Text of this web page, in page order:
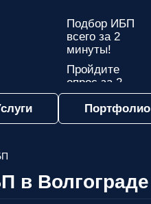
Портфолио
в Волгограде
Подбор ИБП
всего за 2
минуты!
Пройдите
опрос за 2
минуты
и узнайте,
какой ИБП
опрос и вы